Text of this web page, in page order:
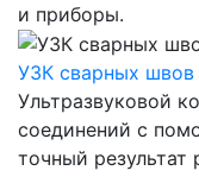
и приборы.
УЗК сварных швов
Ультразвуковой
соединений с
точный